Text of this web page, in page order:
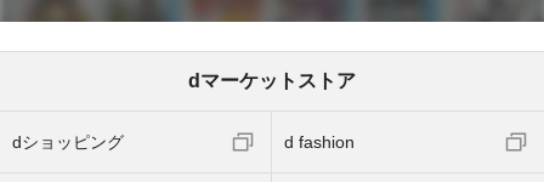
dマーケットストア
dショッピング d fashion